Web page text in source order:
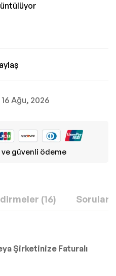
Ağu, 2026
güvenli ödeme
(16) Sorular
Şirketinize Faturalı